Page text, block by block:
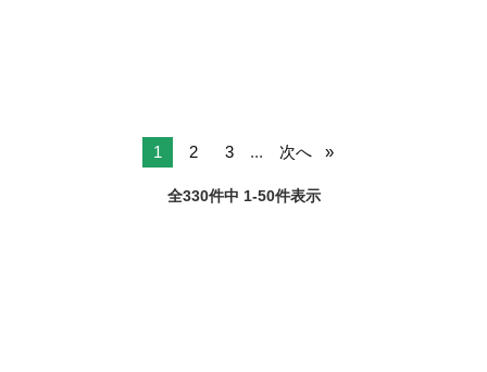
1 2 3 ... 次へ
全330件中 1-50件表示